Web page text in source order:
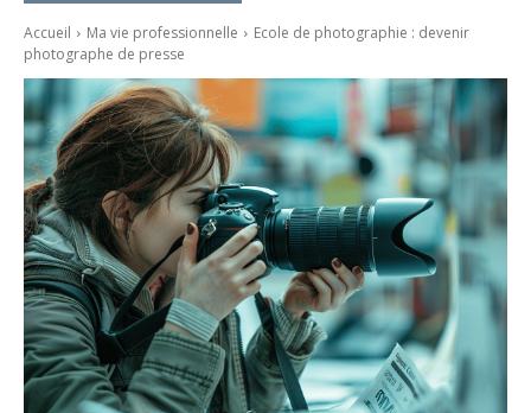
Accueil Ma vie professionnelle
Ecole de photographie : devenir
photographe de presse